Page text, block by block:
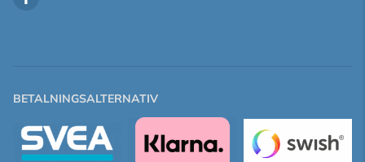
BETALNINGSALTERNATIV